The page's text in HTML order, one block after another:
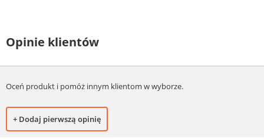
Opinie klientów
Oceń produkt i pomóż innym klientom w wyborze.
+ Dodaj pierwszą opinię